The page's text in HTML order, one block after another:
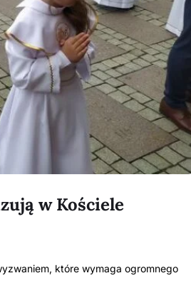
w Kościele
które wymaga ogromnego